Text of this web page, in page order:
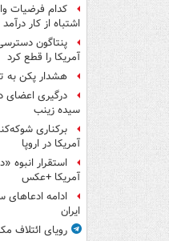
کدام فرضیات
اشتباه از کار درآمد
پنتاگون
آمریکا را قطع کرد
هشدار پکن به
درگیری اعضای
سیده زینب
برکناری
آمریکا در اروپا
آمریکا +عکس
ادامه ادعاهای
ایران
رویای ائتلاف